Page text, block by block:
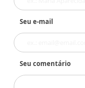
Seu e-mail
Seu comentário